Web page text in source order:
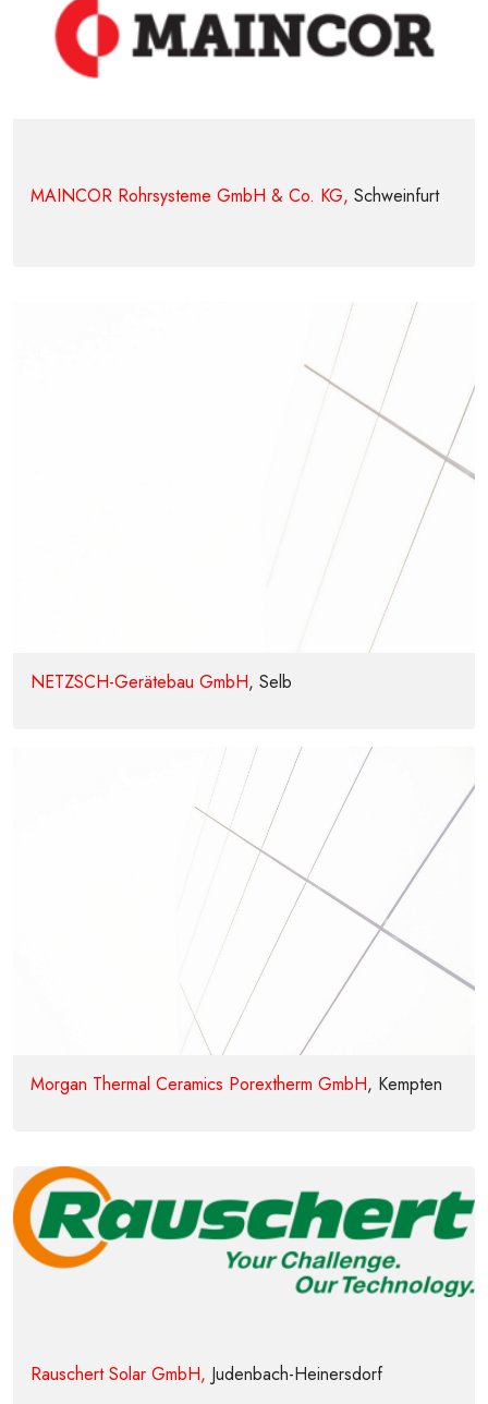
MAINCOR Rohrsysteme GmbH & Co. KG, Schweinfurt
NETZSCH-Gerätebau GmbH, Selb
Morgan Thermal Ceramics Porextherm GmbH, Kempten
Rauschert Solar GmbH, Judenbach-Heinersdorf